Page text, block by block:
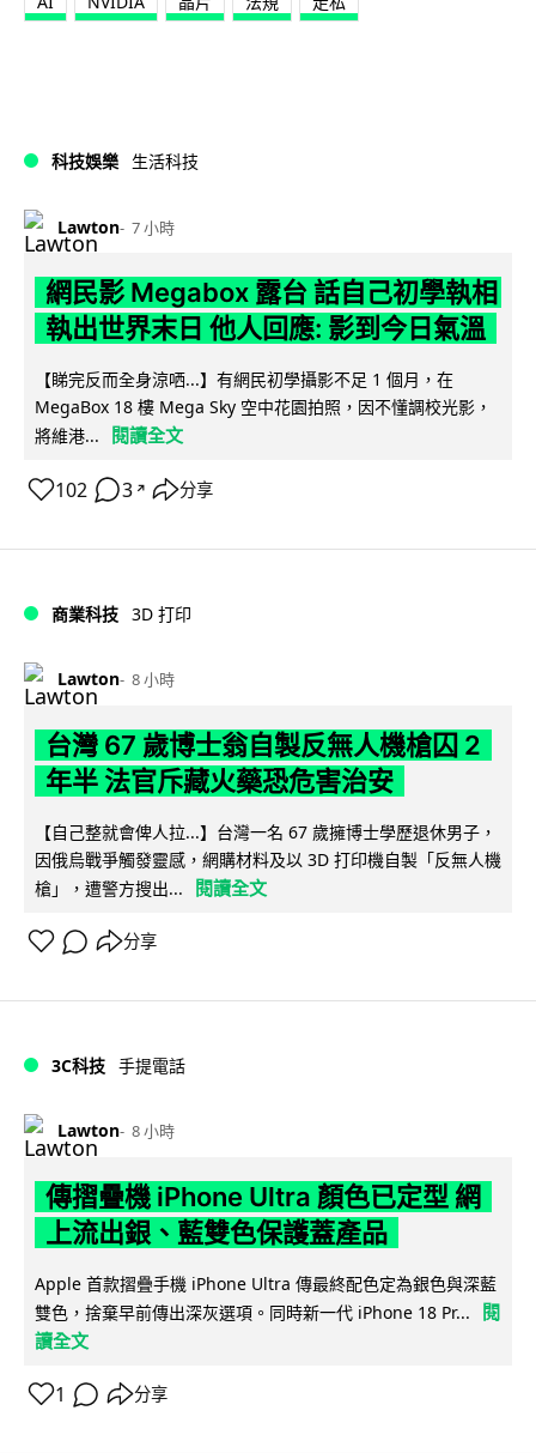
科技娛樂 生活科技
Lawton 7 小時
網民影 Megabox 露台 話自己初學執相
執出世界末日 他人回應: 影到今日氣溫
【睇完反而全身涼哂...】有網民初學攝影不足 1 個月，在
MegaBox 18 樓 Mega Sky 空中花園拍照，因不懂調校光影，
將維港...
閱讀全文
102 3 ↗ 分享
商業科技 3D 打印
Lawton 8 小時
台灣 67 歲博士翁自製反無人機槍囚 2
年半 法官斥藏火藥恐危害治安
【自己整就會俾人拉...】台灣一名 67 歲擁博士學歷退休男子，
因俄烏戰爭觸發靈感，網購材料及以 3D 打印機自製「反無人機
槍」，遭警方搜出...
閱讀全文
分享
3C科技 手提電話
Lawton 8 小時
傳摺疊機 iPhone Ultra 顏色已定型 網
上流出銀、藍雙色保護蓋產品
Apple 首款摺疊手機 iPhone Ultra 傳最終配色定為銀色與深藍
雙色，捨棄早前傳出深灰選項。同時新一代 iPhone 18 Pr...
閱
讀全文
1 分享